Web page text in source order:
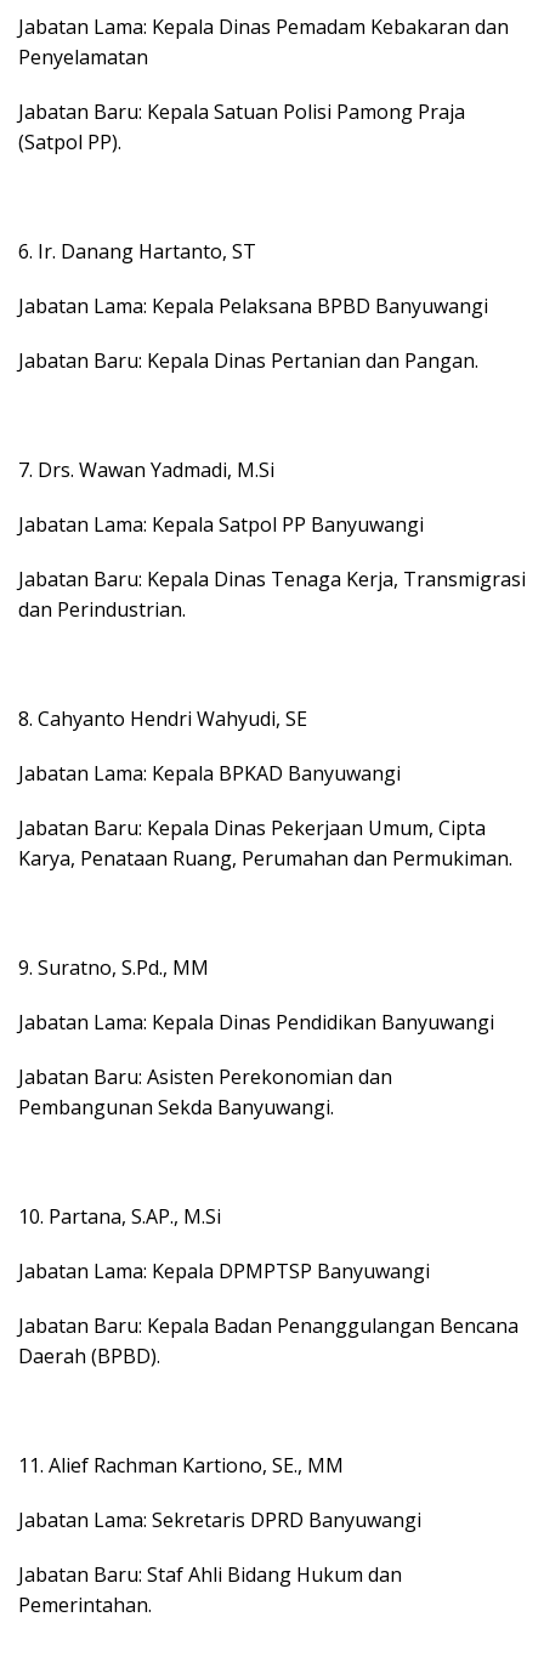
Jabatan Lama: Kepala Dinas Pemadam Kebakaran dan
Penyelamatan
Jabatan Baru: Kepala Satuan Polisi Pamong Praja
(Satpol PP).
6. Ir. Danang Hartanto, ST
Jabatan Lama: Kepala Pelaksana BPBD Banyuwangi
Jabatan Baru: Kepala Dinas Pertanian dan Pangan.
7. Drs. Wawan Yadmadi, M.Si
Jabatan Lama: Kepala Satpol PP Banyuwangi
Jabatan Baru: Kepala Dinas Tenaga Kerja, Transmigrasi
dan Perindustrian.
8. Cahyanto Hendri Wahyudi, SE
Jabatan Lama: Kepala BPKAD Banyuwangi
Jabatan Baru: Kepala Dinas Pekerjaan Umum, Cipta
Karya, Penataan Ruang, Perumahan dan Permukiman.
9. Suratno, S.Pd., MM
Jabatan Lama: Kepala Dinas Pendidikan Banyuwangi
Jabatan Baru: Asisten Perekonomian dan
Pembangunan Sekda Banyuwangi.
10. Partana, S.AP., M.Si
Jabatan Lama: Kepala DPMPTSP Banyuwangi
Jabatan Baru: Kepala Badan Penanggulangan Bencana
Daerah (BPBD).
11. Alief Rachman Kartiono, SE., MM
Jabatan Lama: Sekretaris DPRD Banyuwangi
Jabatan Baru: Staf Ahli Bidang Hukum dan
Pemerintahan.